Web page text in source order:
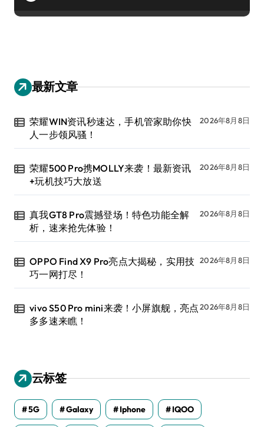
最新文章
荣耀WIN资讯秒速达，手机管家助你快
人一步领风骚！
2026年8月8日
荣耀500 Pro携MOLLY来袭！最新资讯
+玩机技巧大放送
2026年8月8日
真我GT8 Pro震撼登场！特色功能全解
析，速来抢先体验！
2026年8月8日
OPPO Find X9 Pro亮点大揭秘，实用技
巧一网打尽！
2026年8月8日
vivo S50 Pro mini来袭！小屏旗舰，亮点
多多速来瞧！
2026年8月8日
云标签
5G Galaxy Iphone IQOO